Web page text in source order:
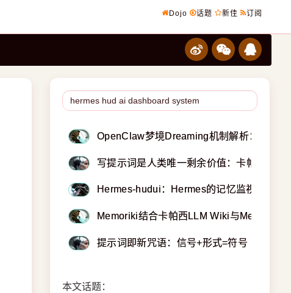
Dojo 话题 新佳 订阅
OpenClaw梦境Dreaming机制解析：一套
写提示词是人类唯一剩余价值：卡帕西提
Hermes-hudui：Hermes的记忆监视仪表盘
Memoriki结合卡帕西LLM Wiki与
提示词即新咒语：信号+形式=符号（AI魔法
本文话题：